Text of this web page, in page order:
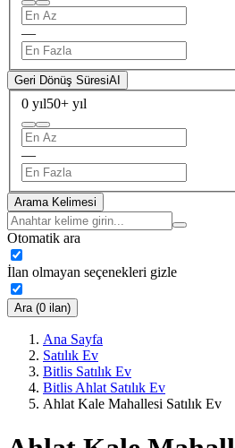
—
Geri Dönüş SüresiAI
0 yıl50+ yıl
—
Arama Kelimesi
Otomatik ara
İlan olmayan seçenekleri gizle
Ara (0 ilan)
Ana Sayfa
Satılık Ev
Bitlis Satılık Ev
Bitlis Ahlat Satılık Ev
Ahlat Kale Mahallesi Satılık Ev